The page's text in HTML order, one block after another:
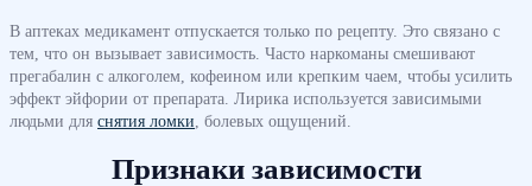
В аптеках медикамент отпускается только по рецепту. Это связано с
тем, что он вызывает зависимость. Часто наркоманы смешивают
прегабалин с алкоголем, кофеином или крепким чаем, чтобы усилить
эффект эйфории от препарата. Лирика используется зависимыми
людьми для снятия ломки , болевых ощущений.
Признаки зависимости